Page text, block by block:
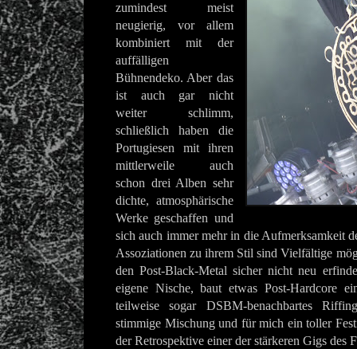
zumindest meist
neugierig, vor allem
kombiniert mit der
auffälligen
Bühnendeko. Aber das
ist auch gar nicht
weiter schlimm,
schließlich haben die
Portugiesen mit ihren
mittlerweile auch
schon drei Alben sehr
dichte, atmosphärische
Werke geschaffen und
sich auch immer mehr in die Aufmerksamkeit
Assoziationen zu ihrem Stil sind Vielfältige
den Post-Black-Metal sicher nicht neu
eigene Nische, baut etwas Post-Hardcore
teilweise sogar DSBM-benachbartes
stimmige Mischung und für mich ein toller
der Retrospektive einer der stärkeren Gigs des